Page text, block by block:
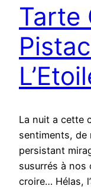
Tarte
La nuit a cette
sentiments, de
persistant
susurrés à nos
croire… Hélas,